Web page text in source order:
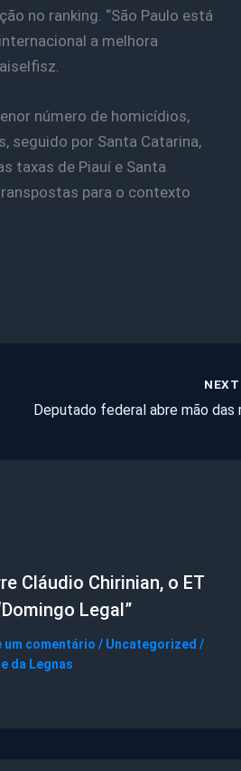
no ranking. “São Paulo está
a melhora
número de homicídios,
seguido por Santa Catarina,
taxas de Piauí e Santa
para o contexto
NEXT
Cláudio Chirinian, o ET
Legal”
um comentário / Uncategorized /
da Legnas